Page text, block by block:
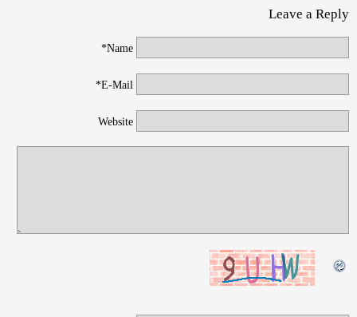
Leave a Reply
Name*
E-Mail*
Website